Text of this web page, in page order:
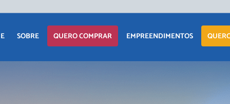
SOBRE QUERO COMPRAR EMPREENDIMENTOS